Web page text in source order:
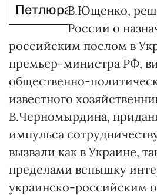
ПетлюраВ.Ющенко,
России о
российским послом в
премьер-министра РФ,
общественно-
известного
В.Черномырдина,
импульса
вызвали как в Украине,
пределами вспышку
украинско-российским